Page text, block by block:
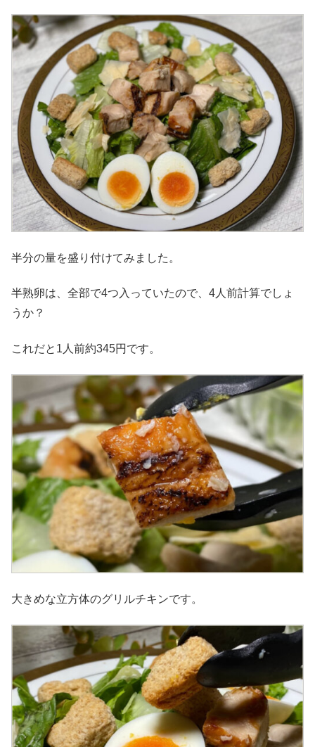
半分の量を盛り付けてみました。
半熟卵は、全部で4つ入っていたので、4人前計算でしょ
うか？
これだと1人前約345円です。
大きめな立方体のグリルチキンです。